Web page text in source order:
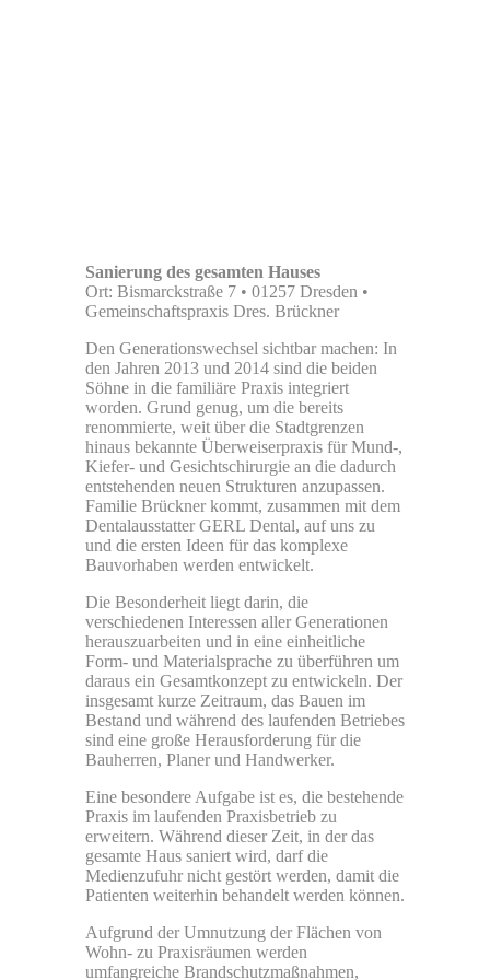
Sanierung des gesamten Hauses
Ort: Bismarckstraße 7 • 01257 Dresden •
Gemeinschaftspraxis Dres. Brückner
Den Generationswechsel sichtbar machen: In
den Jahren 2013 und 2014 sind die beiden
Söhne in die familiäre Praxis integriert
worden. Grund genug, um die bereits
renommierte, weit über die Stadtgrenzen
hinaus bekannte Überweiserpraxis für Mund-,
Kiefer- und Gesichtschirurgie an die dadurch
entstehenden neuen Strukturen anzupassen.
Familie Brückner kommt, zusammen mit dem
Dentalausstatter GERL Dental, auf uns zu
und die ersten Ideen für das komplexe
Bauvorhaben werden entwickelt.
Die Besonderheit liegt darin, die
verschiedenen Interessen aller Generationen
herauszuarbeiten und in eine einheitliche
Form- und Materialsprache zu überführen um
daraus ein Gesamtkonzept zu entwickeln. Der
insgesamt kurze Zeitraum, das Bauen im
Bestand und während des laufenden Betriebes
sind eine große Herausforderung für die
Bauherren, Planer und Handwerker.
Eine besondere Aufgabe ist es, die bestehende
Praxis im laufenden Praxisbetrieb zu
erweitern. Während dieser Zeit, in der das
gesamte Haus saniert wird, darf die
Medienzufuhr nicht gestört werden, damit die
Patienten weiterhin behandelt werden können.
Aufgrund der Umnutzung der Flächen von
Wohn- zu Praxisräumen werden
umfangreiche Brandschutzmaßnahmen,